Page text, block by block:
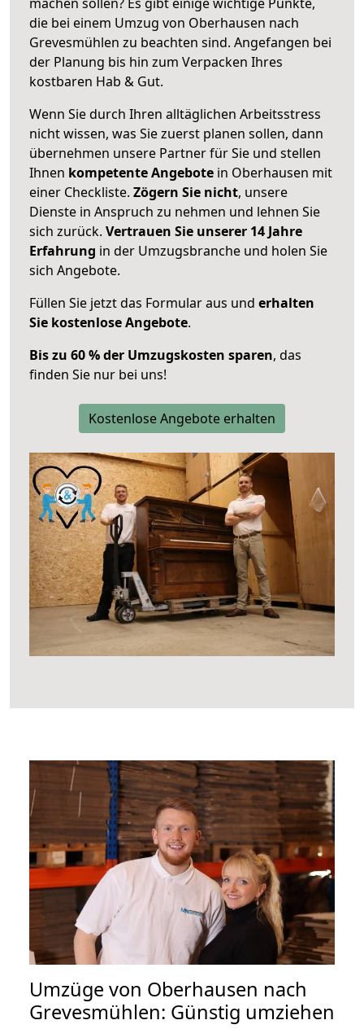
die bei einem Umzug von Oberhausen nach
Grevesmühlen zu beachten sind. Angefangen bei
der Planung bis hin zum Verpacken Ihres
kostbaren Hab & Gut.
Wenn Sie durch Ihren alltäglichen Arbeitsstress
nicht wissen, was Sie zuerst planen sollen, dann
übernehmen unsere Partner für Sie und stellen
Ihnen kompetente Angebote in Oberhausen mit
einer Checkliste. Zögern Sie nicht, unsere
Dienste in Anspruch zu nehmen und lehnen Sie
sich zurück. Vertrauen Sie unserer 14 Jahre
Erfahrung in der Umzugsbranche und holen Sie
sich Angebote.
Füllen Sie jetzt das Formular aus und erhalten
Sie kostenlose Angebote.
Bis zu 60 % der Umzugskosten sparen, das
finden Sie nur bei uns!
Kostenlose Angebote erhalten
Umzüge von Oberhausen nach
Grevesmühlen: Günstig umziehen